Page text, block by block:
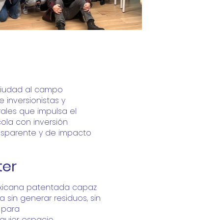
al campo
inversionistas y
que impulsa el
con inversión
y de impacto
patentada capaz
sin generar residuos, sin